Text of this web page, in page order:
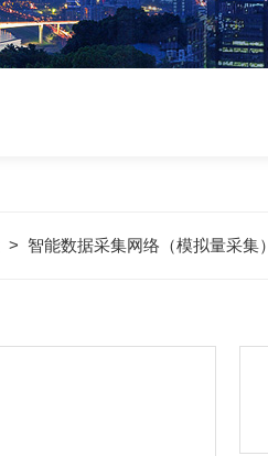
> 智能数据采集网络（模拟量采集）